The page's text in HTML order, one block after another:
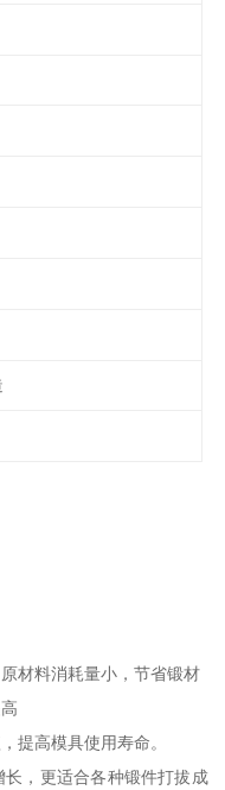
材料消耗量小，节省锻材
提高模具使用寿命。
，更适合各种锻件打拔成